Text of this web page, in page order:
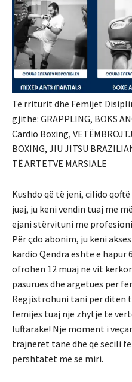
Të rriturit dhe Fëmijët
gjithë: GRAPPLING, BOKS
Cardio Boxing,
BOXING, JIU JITSU
TË ARTETVE MARSIALE
Kushdo që të jeni, cilido
juaj, ju keni vendin tuaj me
ejani stërvituni me
Për çdo abonim, ju keni
kardio Qendra është e hapur
ofrohen 12 muaj në vit
pasurues dhe argëtues për
Regjistrohuni tani për ditën
fëmijës tuaj një zhytje të
luftarake! Një moment i
trajnerët tanë dhe që secili
përshtatet më së miri.